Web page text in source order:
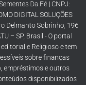
Da Fé | CNPJ:
DIGITAL SOLUÇÕES
Delmanto Sobrinho, 196
– SP, Brasil - O portal
e Religioso e tem
sobre finanças
empréstimos e outros
disponibilizados